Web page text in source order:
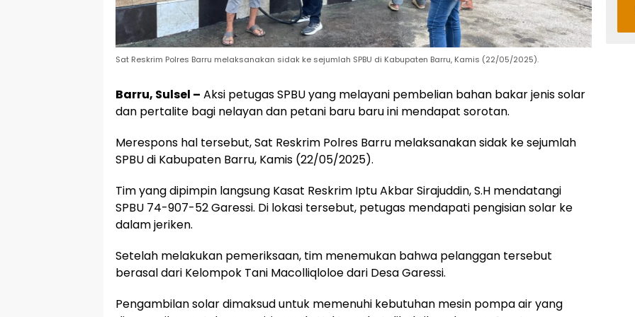
Sat Reskrim Polres Barru melaksanakan sidak ke sejumlah SPBU di Kabupaten Barru, Kamis (22/05/2025).
Barru, Sulsel – Aksi petugas SPBU yang melayani pembelian bahan bakar jenis solar
dan pertalite bagi nelayan dan petani baru baru ini mendapat sorotan.
Merespons hal tersebut, Sat Reskrim Polres Barru melaksanakan sidak ke sejumlah
SPBU di Kabupaten Barru, Kamis (22/05/2025).
Tim yang dipimpin langsung Kasat Reskrim Iptu Akbar Sirajuddin, S.H mendatangi
SPBU 74-907-52 Garessi. Di lokasi tersebut, petugas mendapati pengisian solar ke
dalam jeriken.
Setelah melakukan pemeriksaan, tim menemukan bahwa pelanggan tersebut
berasal dari Kelompok Tani Macolliqloloe dari Desa Garessi.
Pengambilan solar dimaksud untuk memenuhi kebutuhan mesin pompa air yang